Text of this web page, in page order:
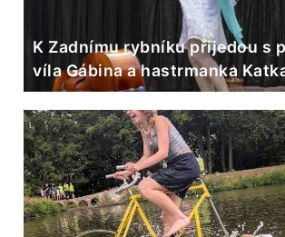
K Zadnímu rybníku přijedou s
víla Gábina a hastrmanka